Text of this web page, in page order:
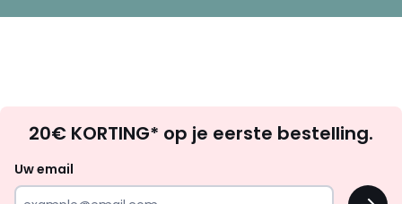
zoek
inspiratie
20€ KORTING* op je eerste bestelling.
Uw email
OK